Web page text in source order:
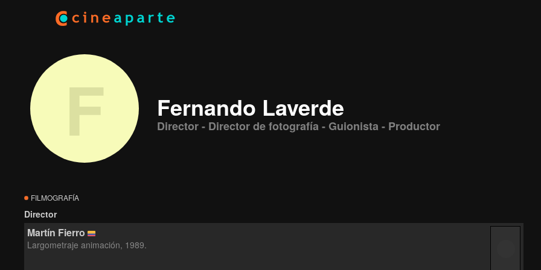
F Fernando Laverde
Director - Director de fotografía - Guionista - Productor
FILMOGRAFÍA
Director
Martín Fierro
Largometraje animación, 1989.